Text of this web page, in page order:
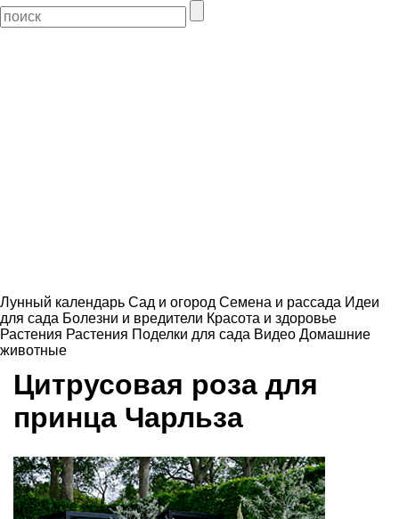
Лунный календарь Сад и огород Семена и рассада Идеи
для сада Болезни и вредители Красота и здоровье
Растения Растения Поделки для сада Видео Домашние
животные
Цитрусовая роза для
принца Чарльза